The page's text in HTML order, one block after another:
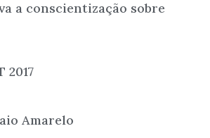
a conscientização sobre
2017
Amarelo